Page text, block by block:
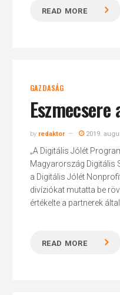
READ MORE
GAZDASÁG
by redaktor 2019.
„A Digitális Jólét
Magyarország Digitális
a Digitális Jólét
divíziókat mutatta be
értékelte a partnerek
READ MORE